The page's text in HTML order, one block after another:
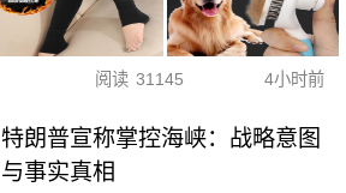
阅读 31145 4小时前
特朗普宣称掌控海峡：战略意图
与事实真相